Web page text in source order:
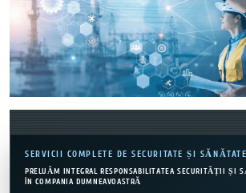
SERVICII COMPLETE DE SECURITATE ȘI
PRELUĂM INTEGRAL RESPONSABILITATEA SECURITĂȚII
ÎN COMPANIA DUMNEAVOASTRĂ